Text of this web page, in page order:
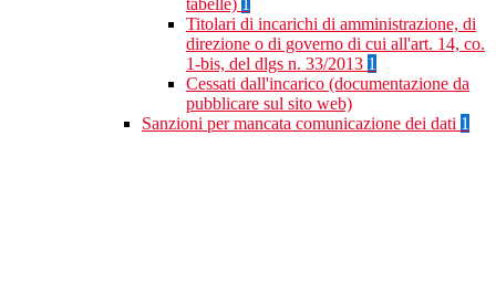
tabelle) 1
Titolari di incarichi di amministrazione, di
direzione o di governo di cui all'art. 14, co.
1-bis, del dlgs n. 33/2013 1
Cessati dall'incarico (documentazione da
pubblicare sul sito web)
Sanzioni per mancata comunicazione dei dati 1